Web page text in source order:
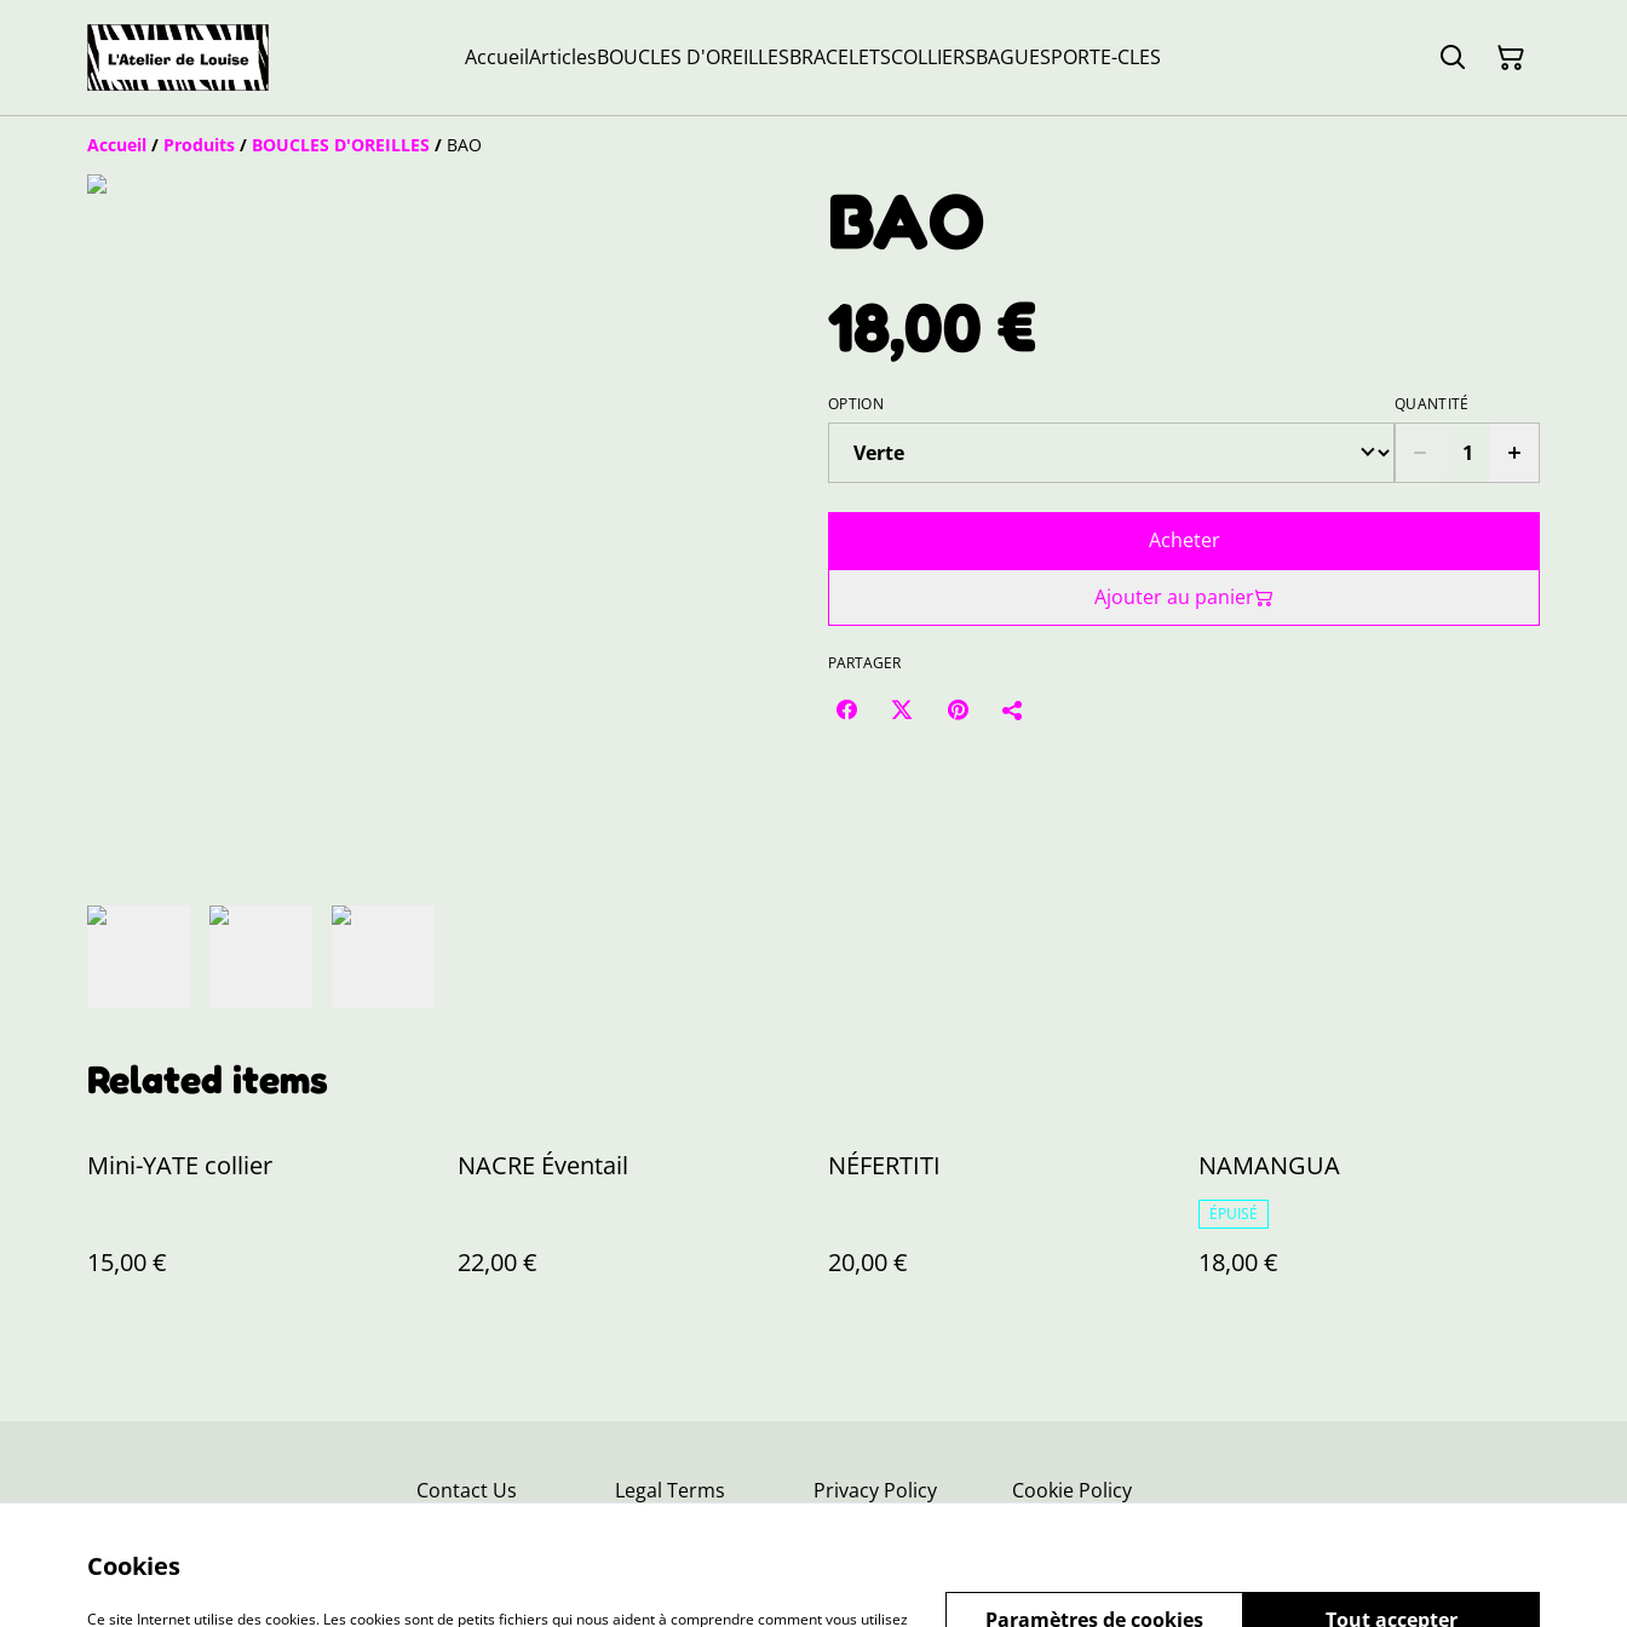
AccueilArticlesBOUCLES D'OREILLESBRACELETSCOLLIERSBAGUESPORTE-CLES
Accueil / Produits / BOUCLES D'OREILLES / BAO
BAO
18,00 €
OPTION QUANTITÉ
Acheter
Ajouter au panier
PARTAGER
Related items
Mini-YATE collier
15,00 €
NACRE Éventail
22,00 €
NÉFERTITI
20,00 €
NAMANGUA
ÉPUISÉ
18,00 €
Contact Us Legal Terms Privacy Policy Cookie Policy
Cookies
Ce site Internet utilise des cookies. Les cookies sont de petits fichiers qui nous aident à comprendre comment vous utilisez Tout accepter
Paramètres de cookies